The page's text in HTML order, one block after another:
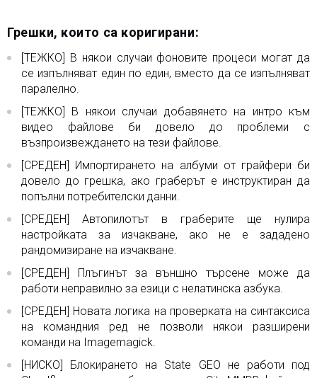
Грешки, които са коригирани:
[ТЕЖКО] В някои случаи фоновите процеси могат да
се изпълняват един по един, вместо да се изпълняват
паралелно.
[ТЕЖКО] В някои случаи добавянето на интро към
видео файлове би довело до проблеми с
възпроизвеждането на тези файлове.
[СРЕДЕН] Импортирането на албуми от грайфери би
довело до грешка, ако граберът е инструктиран да
попълни потребителски данни.
[СРЕДЕН] Автопилотът в граберите ще нулира
настройката за изчакване, ако не е зададено
рандомизиране на изчакване.
[СРЕДЕН] Плъгинът за външно търсене може да
работи неправилно за езици с нелатинска азбука.
[СРЕДЕН] Новата логика на проверката на синтаксиса
на командния ред не позволи някои разширени
команди на Imagemagick.
[НИСКО] Блокирането на State GEO не работи под